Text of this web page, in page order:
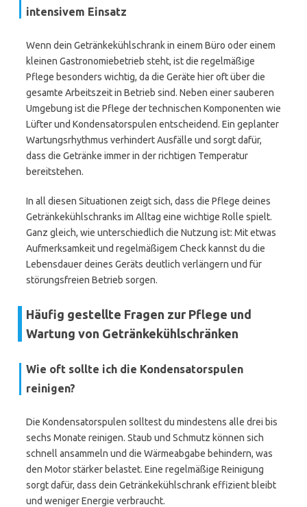
intensivem Einsatz
Wenn dein Getränkekühlschrank in einem Büro oder einem
kleinen Gastronomiebetrieb steht, ist die regelmäßige
Pflege besonders wichtig, da die Geräte hier oft über die
gesamte Arbeitszeit in Betrieb sind. Neben einer sauberen
Umgebung ist die Pflege der technischen Komponenten wie
Lüfter und Kondensatorspulen entscheidend. Ein geplanter
Wartungsrhythmus verhindert Ausfälle und sorgt dafür,
dass die Getränke immer in der richtigen Temperatur
bereitstehen.
In all diesen Situationen zeigt sich, dass die Pflege deines
Getränkekühlschranks im Alltag eine wichtige Rolle spielt.
Ganz gleich, wie unterschiedlich die Nutzung ist: Mit etwas
Aufmerksamkeit und regelmäßigem Check kannst du die
Lebensdauer deines Geräts deutlich verlängern und für
störungsfreien Betrieb sorgen.
Häufig gestellte Fragen zur Pflege und
Wartung von Getränkekühlschränken
Wie oft sollte ich die Kondensatorspulen
reinigen?
Die Kondensatorspulen solltest du mindestens alle drei bis
sechs Monate reinigen. Staub und Schmutz können sich
schnell ansammeln und die Wärmeabgabe behindern, was
den Motor stärker belastet. Eine regelmäßige Reinigung
sorgt dafür, dass dein Getränkekühlschrank effizient bleibt
und weniger Energie verbraucht.